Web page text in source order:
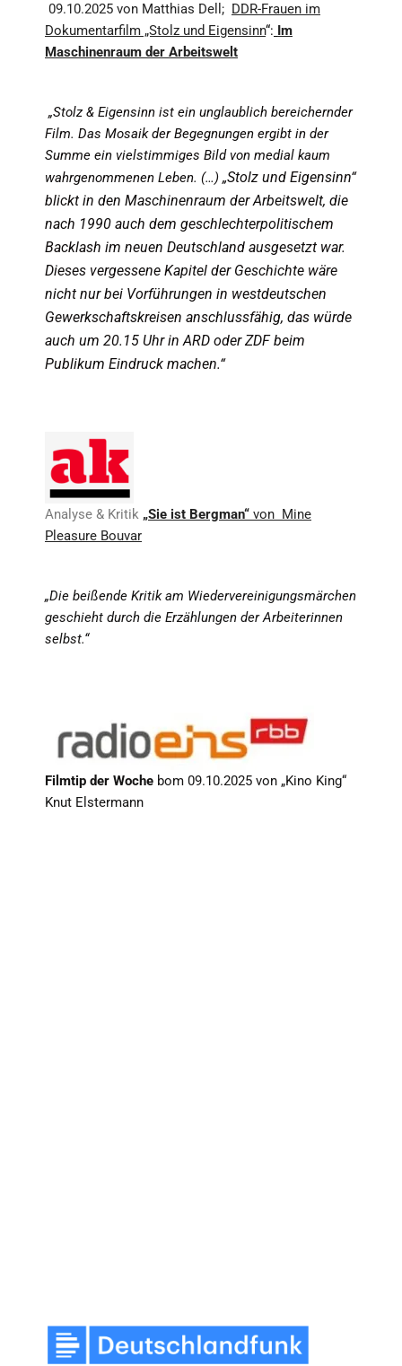
09.10.2025 von Matthias Dell; DDR-Frauen im
Dokumentarfilm „Stolz und Eigensinn“: Im
Maschinenraum der Arbeitswelt
„Stolz & Eigensinn ist ein unglaublich bereichernder
Film. Das Mosaik der Begegnungen ergibt in der
Summe ein vielstimmiges Bild von medial kaum
wahrgenommenen Leben. (…) „Stolz und Eigensinn“
blickt in den Maschinenraum der Arbeitswelt, die
nach 1990 auch dem geschlechterpolitischem
Backlash im neuen Deutschland ausgesetzt war.
Dieses vergessene Kapitel der Geschichte wäre
nicht nur bei Vorführungen in westdeutschen
Gewerkschaftskreisen anschlussfähig, das würde
auch um 20.15 Uhr in ARD oder ZDF beim
Publikum Eindruck machen.“
Analyse & Kritik „Sie ist Bergman“ von Mine
Pleasure Bouvar
„Die beißende Kritik am Wiedervereinigungsmärchen
geschieht durch die Erzählungen der Arbeiterinnen
selbst.“
Filmtip der Woche bom 09.10.2025 von „Kino King“
Knut Elstermann